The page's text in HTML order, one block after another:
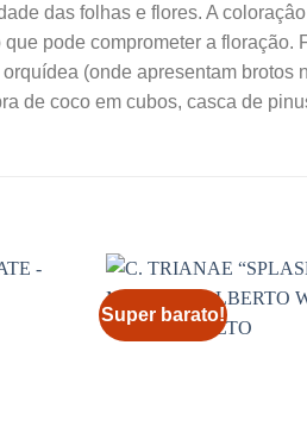
das folhas e flores. A
pode comprometer a
(onde apresentam
de coco em cubos, casca de
Super barato!